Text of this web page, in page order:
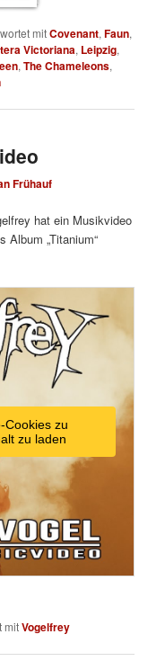
mitCovenant,Faun,
Victoriana, Leipzig,
,The Chameleons,
Frühauf
hat ein Musikvideo
Album „Titanium“
Cookies zu
zu laden
mitVogelfrey